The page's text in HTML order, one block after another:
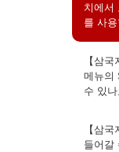
치에서
를 사
【삼
메뉴의
수 있
【삼
들어갈